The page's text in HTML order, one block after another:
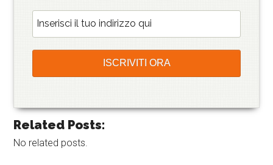
Related Posts:
No related posts.